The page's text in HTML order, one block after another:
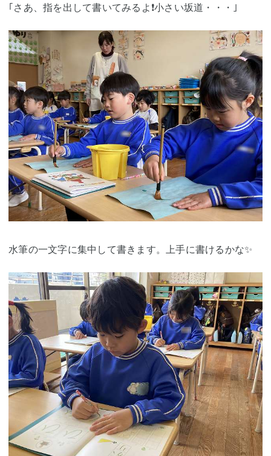
｢さあ、指を出して書いてみるよ❗小さい坂道・・・｣
水筆の一文字に集中して書きます。上手に書けるかな✨